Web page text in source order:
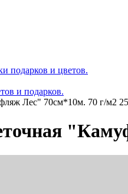
подарков и цветов.
и подарков.
Лес" 70см*10м. 70 г/м2